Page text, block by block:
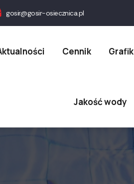
gosir@gosir-osiecznica.pl
Cennik Grafik
Jakość wody